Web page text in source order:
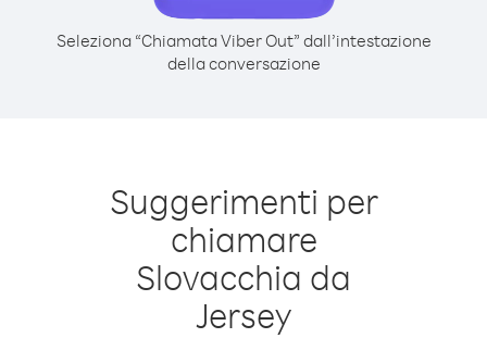
Seleziona “Chiamata Viber Out” dall’intestazione
della conversazione
Suggerimenti per
chiamare
Slovacchia da
Jersey